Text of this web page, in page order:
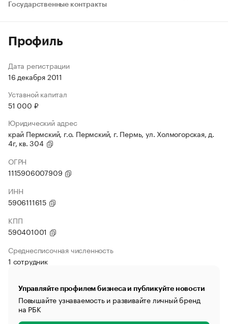
Государственные контракты
Профиль
Дата регистрации
16 декабря 2011
Уставной капитал
51 000 ₽
Юридический адрес
край Пермский, г.о. Пермский, г. Пермь, ул. Холмогорская, д.
4г, кв. 304
ОГРН
1115906007909
ИНН
5906111615
КПП
590401001
Среднесписочная численность
1 сотрудник
Управляйте профилем бизнеса и публикуйте новости
Повышайте узнаваемость и развивайте личный бренд
на РБК